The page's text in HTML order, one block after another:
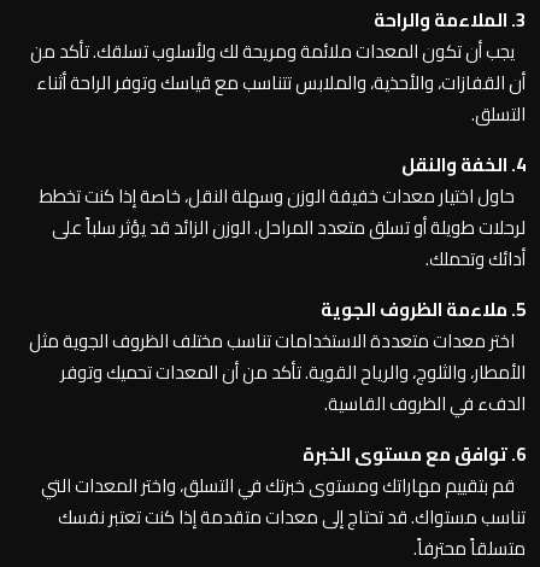
3. الملاءمة والراحة
يجب أن تكون المعدات ملائمة ومريحة لك ولأسلوب تسلقك. تأكد من
أن القفازات، والأحذية، والملابس تتناسب مع قياسك وتوفر الراحة أثناء
التسلق.
4. الخفة والنقل
حاول اختيار معدات خفيفة الوزن وسهلة النقل، خاصة إذا كنت تخطط
لرحلات طويلة أو تسلق متعدد المراحل. الوزن الزائد قد يؤثر سلباً على
أدائك وتحملك.
5. ملاءمة الظروف الجوية
اختر معدات متعددة الاستخدامات تناسب مختلف الظروف الجوية مثل
الأمطار، والثلوج، والرياح القوية. تأكد من أن المعدات تحميك وتوفر
الدفء في الظروف القاسية.
6. توافق مع مستوى الخبرة
قم بتقييم مهاراتك ومستوى خبرتك في التسلق، واختر المعدات التي
تناسب مستواك. قد تحتاج إلى معدات متقدمة إذا كنت تعتبر نفسك
متسلقاً محترفاً.